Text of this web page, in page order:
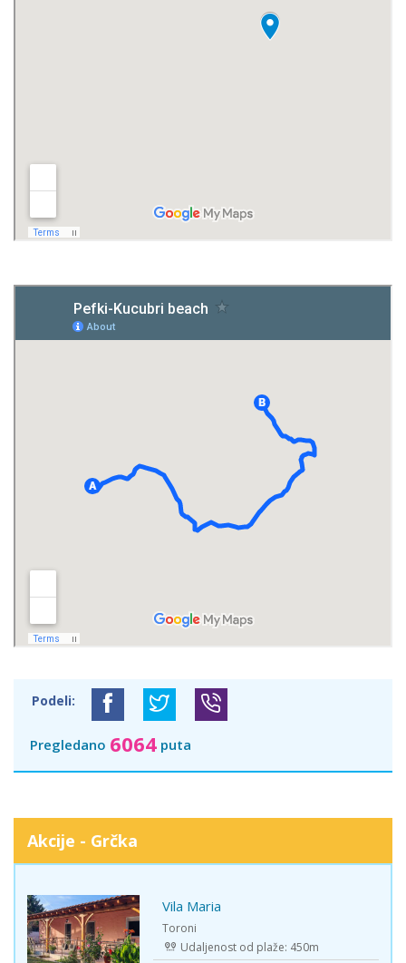
Podeli:
Pregledano 6064 puta
Akcije - Grčka
-15% Vila Maria
Toroni
Udaljenost od plaže: 450m